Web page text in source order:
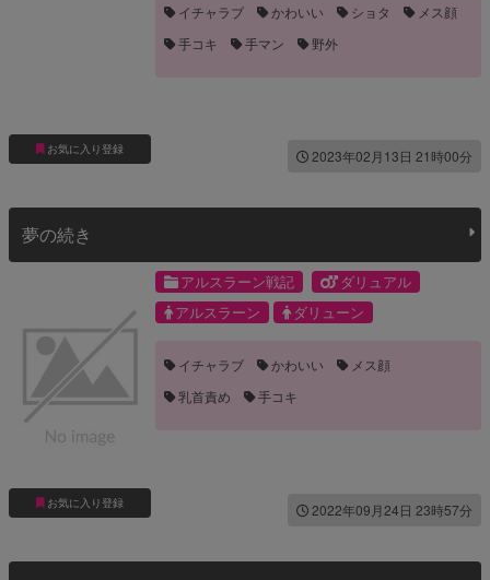
お気に入り登録
イチャラブ かわいい ショタ
メス顔
手コキ
手マン 野外
2023年02月13日 21時00分
夢の続き
お気に入り登録
アルスラーン戦記
ダリュアル
アルスラーン
ダリューン
イチャラブ かわいい
メス顔
乳首責め
手コキ
2022年09月24日 23時57分